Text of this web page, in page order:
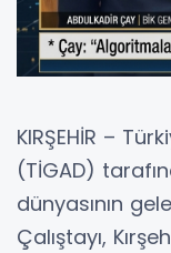
KIRŞEHİR –
(TİGAD)
dünyasının
Çalıştayı,